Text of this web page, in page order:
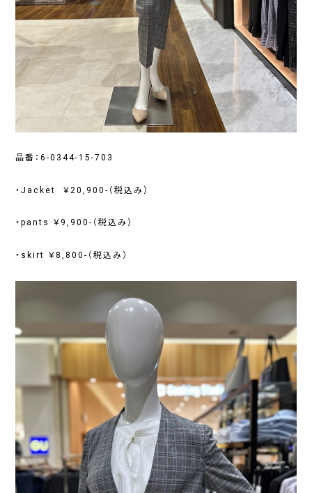
品番：6-0344-15-703
・Jacket ￥20,900-（税込み）
・pants ￥9,900-（税込み）
・skirt ￥8,800-（税込み）